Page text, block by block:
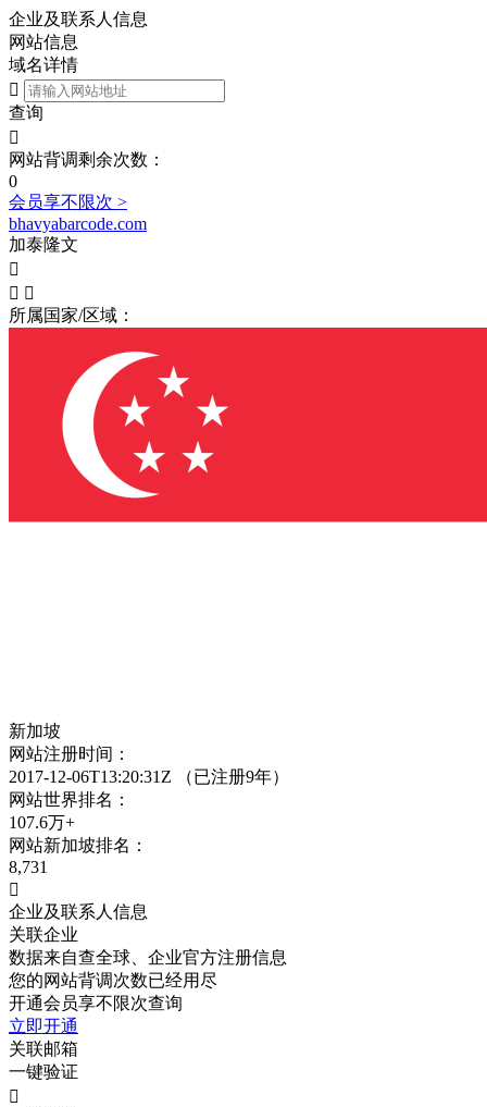
企业及联系人信息
网站信息
域名详情

查询

网站背调剩余次数：
0
会员享不限次 >
bhavyabarcode.com
加泰隆文

 
所属国家/区域：
新加坡
网站注册时间：
2017-12-06T13:20:31Z
（已注册9年）
网站世界排名：
107.6万+
网站新加坡排名：
8,731

企业及联系人信息
关联企业
数据来自查全球、企业官方注册信息
您的网站背调次数已经用尽
开通会员享不限次查询
立即开通
关联邮箱
一键验证
